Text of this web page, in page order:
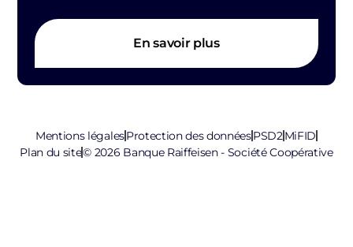
En savoir plus
Mentions légalesProtection des donnéesPSD2MiFID
Plan du site© 2026 Banque Raiffeisen - Société Coopérative